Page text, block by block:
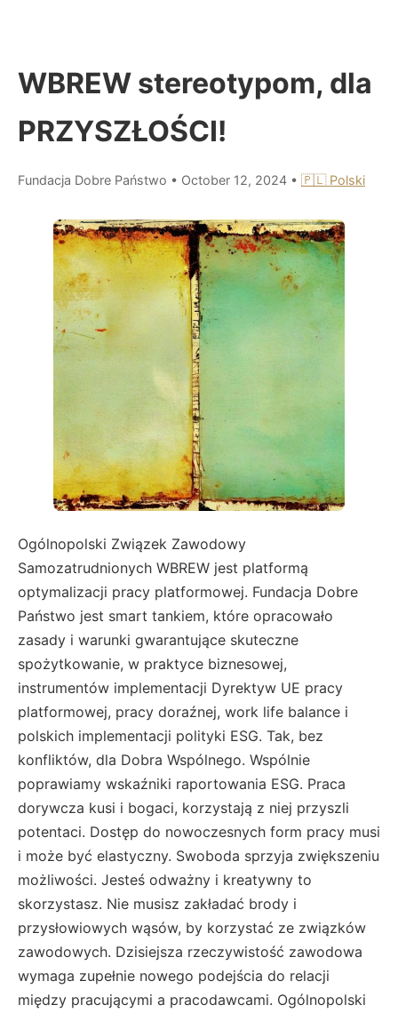
WBREW stereotypom, dla
PRZYSZŁOŚCI!
Fundacja Dobre Państwo • October 12, 2024 • 🇵🇱 Polski
Ogólnopolski Związek Zawodowy
Samozatrudnionych WBREW jest platformą
optymalizacji pracy platformowej. Fundacja Dobre
Państwo jest smart tankiem, które opracowało
zasady i warunki gwarantujące skuteczne
spożytkowanie, w praktyce biznesowej,
instrumentów implementacji Dyrektyw UE pracy
platformowej, pracy doraźnej, work life balance i
polskich implementacji polityki ESG. Tak, bez
konfliktów, dla Dobra Wspólnego. Wspólnie
poprawiamy wskaźniki raportowania ESG. Praca
dorywcza kusi i bogaci, korzystają z niej przyszli
potentaci. Dostęp do nowoczesnych form pracy musi
i może być elastyczny. Swoboda sprzyja zwiększeniu
możliwości. Jesteś odważny i kreatywny to
skorzystasz. Nie musisz zakładać brody i
przysłowiowych wąsów, by korzystać ze związków
zawodowych. Dzisiejsza rzeczywistość zawodowa
wymaga zupełnie nowego podejścia do relacji
między pracującymi a pracodawcami. Ogólnopolski